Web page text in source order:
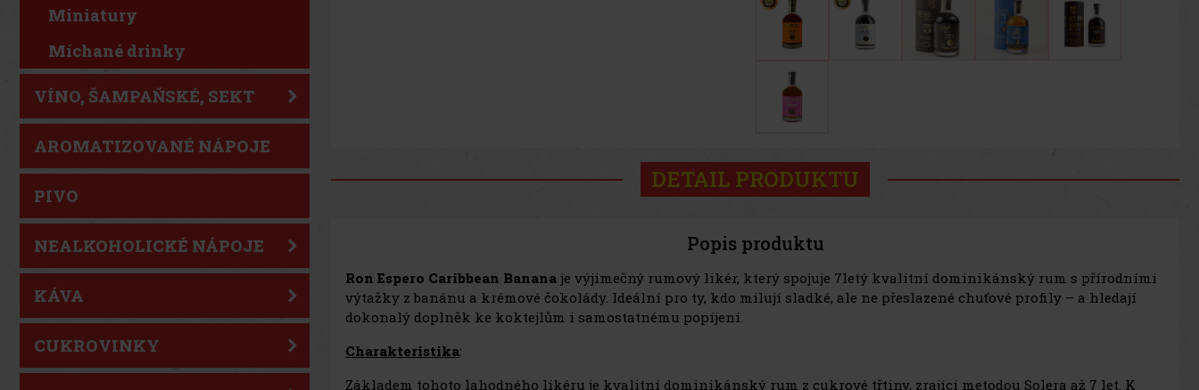
Miniatury
Míchané drinky
VÍNO, ŠAMPAŇSKÉ, SEKT
AROMATIZOVANÉ NÁPOJE
PIVO
NEALKOHOLICKÉ NÁPOJE
KÁVA
CUKROVINKY
DETAIL PRODUKTU
Popis produktu
Ron Espero Caribbean Banana je výjimečný rumový likér, který spojuje 7letý kvalitní dominikánský rum s přírodními
výtažky z banánu a krémové čokolády. Ideální pro ty, kdo milují sladké, ale ne přeslazené chuťové profily – a hledají
dokonalý doplněk ke koktejlům i samostatnému popíjení.
Charakteristika:
Základem tohoto lahodného likéru je kvalitní dominikánský rum z cukrové třtiny, zrající metodou Solera až 7 let. K